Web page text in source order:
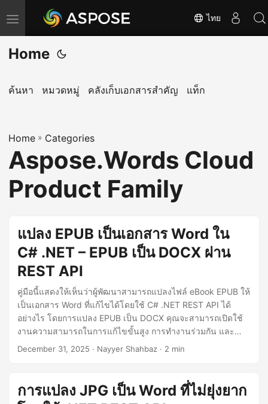
T
o
g
l
a
v
i
g
ไทย
Home
ค้นหา หมวดหมู่ คลังเก็บเอกสารสำคัญ แท็ก
Home » Categories
Aspose.Words Cloud
Product Family
แปลง EPUB เป็นเอกสาร Word ใน
C# .NET – EPUB เป็น DOCX ผ่าน
REST API
คู่มือนี้แสดงให้เห็นว่าผู้พัฒนาสามารถแปลงไฟล์ eBook EPUB ให้
เป็นเอกสาร Word ที่แก้ไขได้โดยใช้ C# .NET REST API ได้
อย่างไร โดยการแปลง EPUB เป็น DOCX คุณจะสามารถเปิดใช้
งานความสามารถในการแก้ไขขั้นสูง การทำงานร่วมกัน และ
การนำเนื้อหาไปใช้ซ้ำภายใน Microsoft Word.
December 31, 2025 · Nayyer Shahbaz · 2 min
การแปลง JPG เป็น Word ที่ไม่ยุ่งยาก